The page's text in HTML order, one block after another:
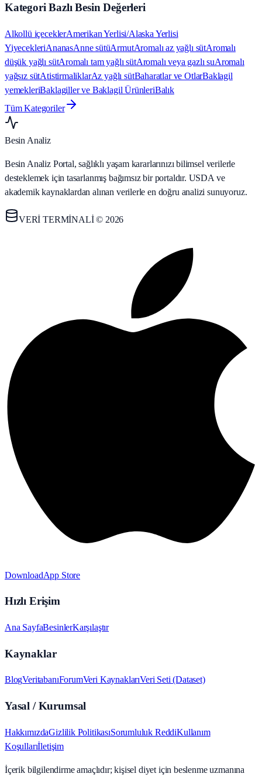
Kategori Bazlı Besin Değerleri
Alkollü içeceklerAmerikan Yerlisi/Alaska Yerlisi
YiyecekleriAnanasAnne sütüArmutAromalı az yağlı sütAromalı
düşük yağlı sütAromalı tam yağlı sütAromalı veya gazlı suAromalı
yağsız sütAtistirmaliklarAz yağlı sütBaharatlar ve OtlarBaklagil
yemekleriBaklagiller ve Baklagil ÜrünleriBalık
Tüm Kategoriler
Besin Analiz
Besin Analiz Portal, sağlıklı yaşam kararlarınızı bilimsel verilerle
desteklemek için tasarlanmış bağımsız bir portaldır. USDA ve
akademik kaynaklardan alınan verilerle en doğru analizi sunuyoruz.
VERİ TERMİNALİ © 2026
DownloadApp Store
Hızlı Erişim
Ana SayfaBesinlerKarşılaştır
Kaynaklar
BlogVeritabanıForumVeri KaynaklarıVeri Seti (Dataset)
Yasal / Kurumsal
HakkımızdaGizlilik PolitikasıSorumluluk ReddiKullanım
Koşullarıİletişim
İçerik bilgilendirme amaçlıdır; kişisel diyet için beslenme uzmanına